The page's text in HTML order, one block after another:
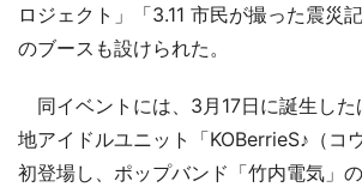
ロジェクト」「3.11 市民が撮った震災
のブースも設けられた。
同イベントには、3月17日に誕生した
地アイドルユニット「KOBerrieS♪（コ
初登場し、ポップバンド「竹内電気」